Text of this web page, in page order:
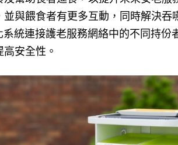
與餵食者有更多互動，同時解決吞
統連接護老服務網絡中的不同持份
安全性。